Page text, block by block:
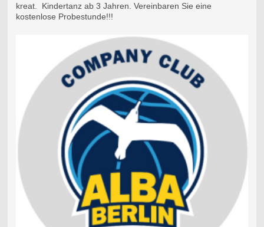
kreat. Kindertanz ab 3 Jahren. Vereinbaren Sie eine
kostenlose Probestunde!!!